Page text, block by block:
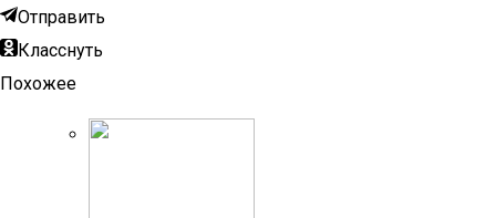
Отправить
Класснуть
Похожее